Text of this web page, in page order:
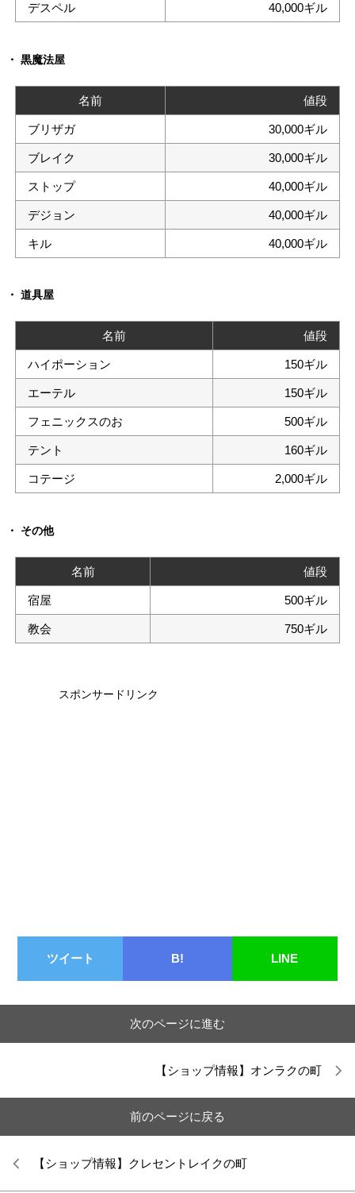
デスペル 40,000ギル
黒魔法屋
名前 値段
ブリザガ 30,000ギル
ブレイク 30,000ギル
ストップ 40,000ギル
デジョン 40,000ギル
キル 40,000ギル
道具屋
名前 値段
ハイポーション 150ギル
エーテル 150ギル
フェニックスのお 500ギル
テント 160ギル
コテージ 2,000ギル
その他
名前 値段
宿屋 500ギル
教会 750ギル
スポンサードリンク
ツイート B! LINE
次のページに進む
【ショップ情報】オンラクの町
前のページに戻る
【ショップ情報】クレセントレイクの町